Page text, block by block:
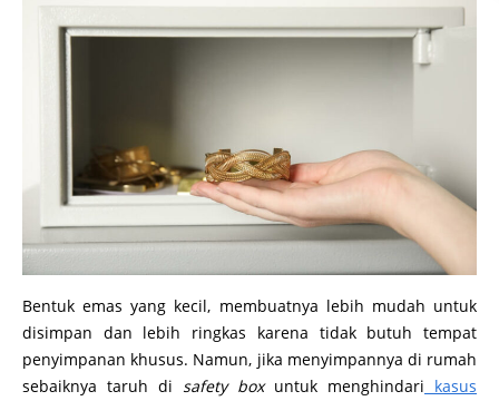
Bentuk emas yang kecil, membuatnya lebih mudah untuk
disimpan dan lebih ringkas karena tidak butuh tempat
penyimpanan khusus. Namun, jika menyimpannya di rumah
sebaiknya taruh di safety box untuk menghindari kasus